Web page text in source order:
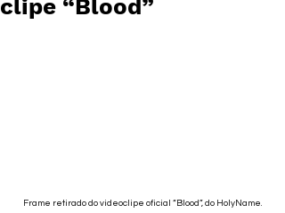
clipe “Blood”
Frame retirado do videoclipe oficial “Blood”, do HolyName.